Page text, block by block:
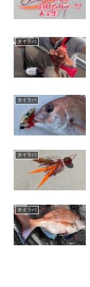
タイラバ
タイラバ
タイラバ
タイラバ